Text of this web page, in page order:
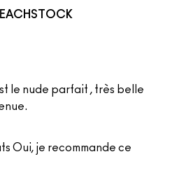
le nude parfait , très belle
Oui, je recommande ce